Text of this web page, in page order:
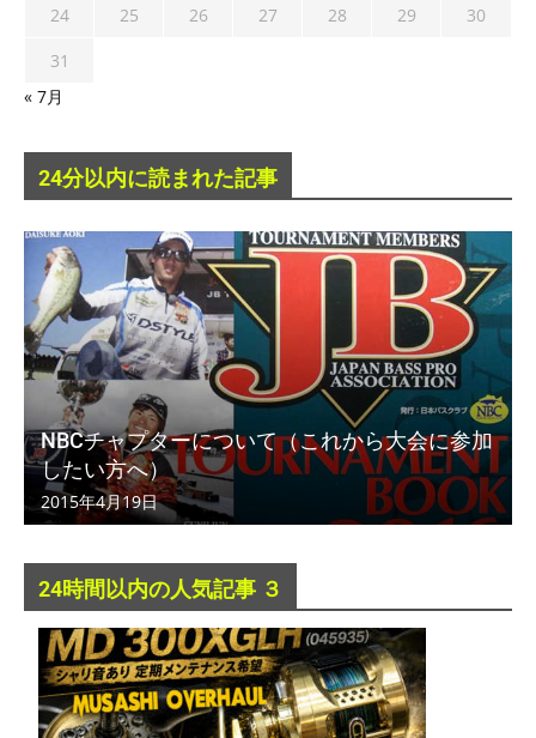
24
25 26 27 28 29
30
31
« 7月
24分以内に読まれた記事
NBCチャプターについて（これから大会に参加
したい方へ）
2015年4月19日
24時間以内の人気記事 ３